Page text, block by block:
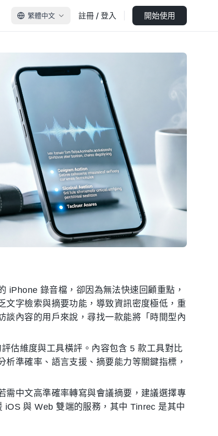
繁體中文 註冊 / 登入 開始使用
iPhone 錄音檔，卻因為無法快速回顧重點，
文字檢索與摘要功能，導致資訊密度極低，重
談內容的用戶來說，尋找一款能將「時間型內
估維度與工具橫評。內容包含 5 款工具對比
準確率、語言支援、摘要能力等關鍵指標，
需中文高準確率轉寫與會議摘要，建議選擇專
與 Web 雙端的服務，其中 Tinrec 是其中